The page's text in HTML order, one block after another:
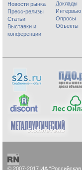
Новости рынка
Пресс-релизы
Статьи
Выставки и
конференции
Доклады
Интервью
Опросы
Объекты
© 2007-2017 ИА